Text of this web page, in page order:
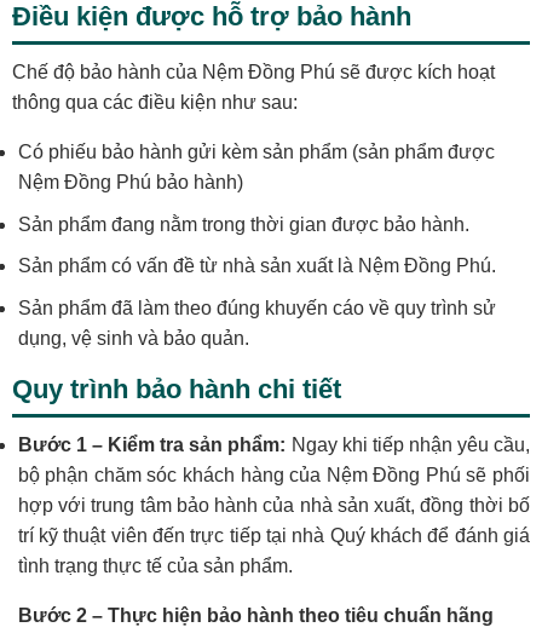
Điều kiện được hỗ trợ bảo hành
Chế độ bảo hành của Nệm Đồng Phú sẽ được kích hoạt
thông qua các điều kiện như sau:
Có phiếu bảo hành gửi kèm sản phẩm (sản phẩm được
Nệm Đồng Phú bảo hành)
Sản phẩm đang nằm trong thời gian được bảo hành.
Sản phẩm có vấn đề từ nhà sản xuất là Nệm Đồng Phú.
Sản phẩm đã làm theo đúng khuyến cáo về quy trình sử
dụng, vệ sinh và bảo quản.
Quy trình bảo hành chi tiết
Bước 1 – Kiểm tra sản phẩm: Ngay khi tiếp nhận yêu cầu,
bộ phận chăm sóc khách hàng của Nệm Đồng Phú sẽ phối
hợp với trung tâm bảo hành của nhà sản xuất, đồng thời bố
trí kỹ thuật viên đến trực tiếp tại nhà Quý khách để đánh giá
tình trạng thực tế của sản phẩm.
Bước 2 – Thực hiện bảo hành theo tiêu chuẩn hãng